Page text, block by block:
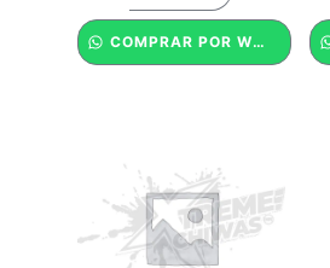
COMPRAR POR WHATSAPP